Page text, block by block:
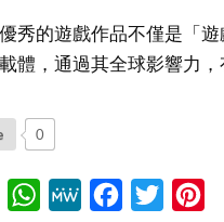
秀的遊戲作品不僅是「
體，通過其全球影響力
0
WeChatWhatsApp
MeWe Facebook
Twitter